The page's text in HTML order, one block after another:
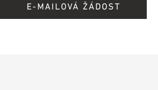
E-MAILOVÁ ŽÁDOST